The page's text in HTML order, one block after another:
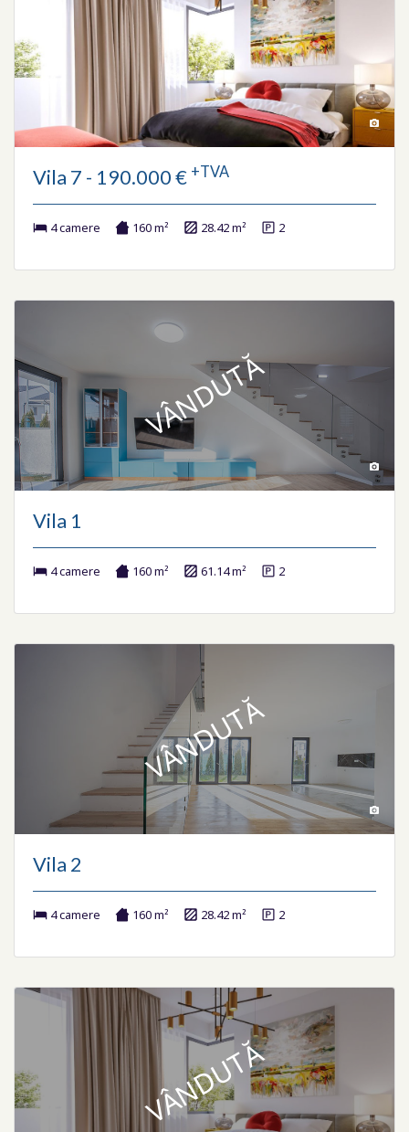
Vila 7 - 190.000 € +TVA
4 camere 160 m² 28.42 m² 2
VÂNDUTĂ
Vila 1
4 camere 160 m² 61.14 m² 2
VÂNDUTĂ
Vila 2
4 camere 160 m² 28.42 m² 2
VÂNDUTĂ